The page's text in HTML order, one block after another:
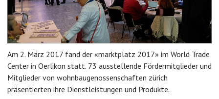
Am 2. März 2017 fand der «marktplatz 2017» im World Trade
Center in Oerlikon statt. 73 ausstellende Fördermitglieder und
Mitglieder von wohnbaugenossenschaften zürich
präsentierten ihre Dienstleistungen und Produkte.